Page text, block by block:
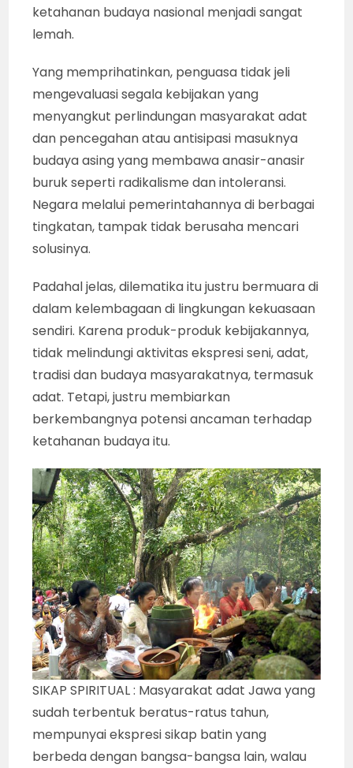
ketahanan budaya nasional menjadi sangat
lemah.
Yang memprihatinkan, penguasa tidak jeli
mengevaluasi segala kebijakan yang
menyangkut perlindungan masyarakat adat
dan pencegahan atau antisipasi masuknya
budaya asing yang membawa anasir-anasir
buruk seperti radikalisme dan intoleransi.
Negara melalui pemerintahannya di berbagai
tingkatan, tampak tidak berusaha mencari
solusinya.
Padahal jelas, dilematika itu justru bermuara di
dalam kelembagaan di lingkungan kekuasaan
sendiri. Karena produk-produk kebijakannya,
tidak melindungi aktivitas ekspresi seni, adat,
tradisi dan budaya masyarakatnya, termasuk
adat. Tetapi, justru membiarkan
berkembangnya potensi ancaman terhadap
ketahanan budaya itu.
SIKAP SPIRITUAL : Masyarakat adat Jawa yang
sudah terbentuk beratus-ratus tahun,
mempunyai ekspresi sikap batin yang
berbeda dengan bangsa-bangsa lain, walau